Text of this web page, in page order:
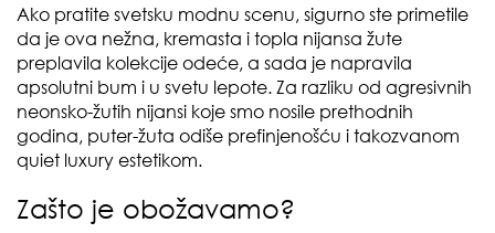
Ako pratite svetsku modnu scenu, sigurno ste primetile
da je ova nežna, kremasta i topla nijansa žute
preplavila kolekcije odeće, a sada je napravila
apsolutni bum i u svetu lepote. Za razliku od agresivnih
neonsko-žutih nijansi koje smo nosile prethodnih
godina, puter-žuta odiše prefinjenošću i takozvanom
quiet luxury estetikom.
Zašto je obožavamo?